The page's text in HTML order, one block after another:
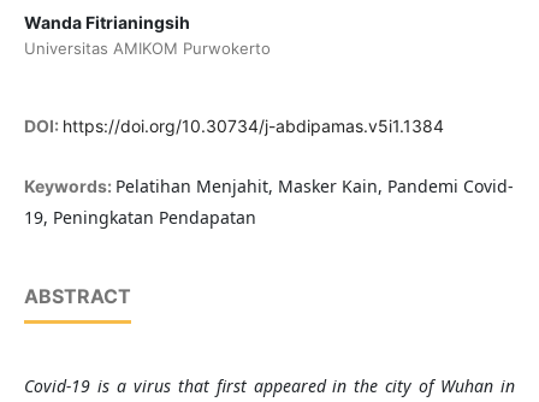
Wanda Fitrianingsih
Universitas AMIKOM Purwokerto
DOI: https://doi.org/10.30734/j-abdipamas.v5i1.1384
Keywords: Pelatihan Menjahit, Masker Kain, Pandemi Covid-
19, Peningkatan Pendapatan
ABSTRACT
Covid-19 is a virus that first appeared in the city of Wuhan in